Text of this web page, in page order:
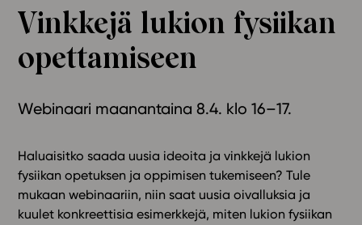
Ominaisuudet
Tapahtumakalenteri
Webinaari­tallenteet
Yhteisö
Suosittelut
Oppikirjailijat
Tiimi
Tietoa meistä
Vinkkejä lukion fysiikan
opettamiseen
Webinaari maanantaina 8.4. klo 16–17.
Haluaisitko saada uusia ideoita ja vinkkejä lukion
fysiikan opetuksen ja oppimisen tukemiseen? Tule
mukaan webinaariin, niin saat uusia oivalluksia ja
kuulet konkreettisia esimerkkejä, miten lukion fysiikan